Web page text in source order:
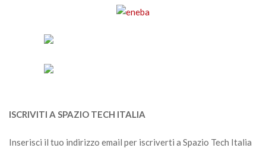
ISCRIVITI A SPAZIO TECH ITALIA
Inserisci il tuo indirizzo email per iscriverti a Spazio Tech Italia